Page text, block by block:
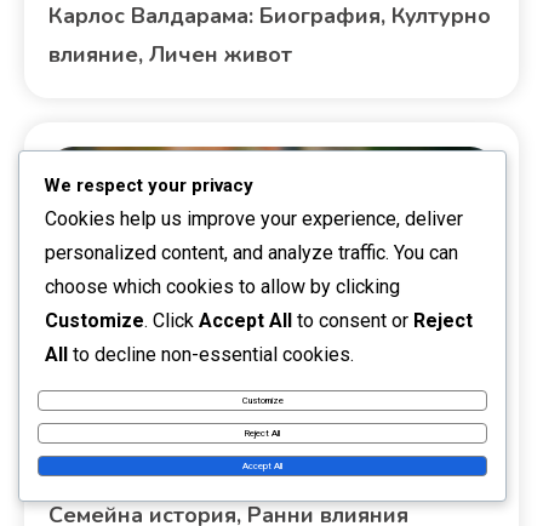
Карлос Валдарама: Биография, Културно
влияние, Личен живот
Биографии на играчите
Джаксън Мартинес: Биография,
Семейна история, Ранни влияния
We respect your privacy
Cookies help us improve your experience, deliver
personalized content, and analyze traffic. You can
choose which cookies to allow by clicking
Customize. Click Accept All to consent or Reject
All to decline non-essential cookies.
Customize
Reject All
Accept All